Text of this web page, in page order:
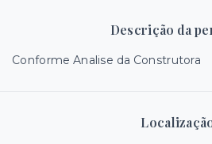
Descrição da
Conforme Analise da Construtora